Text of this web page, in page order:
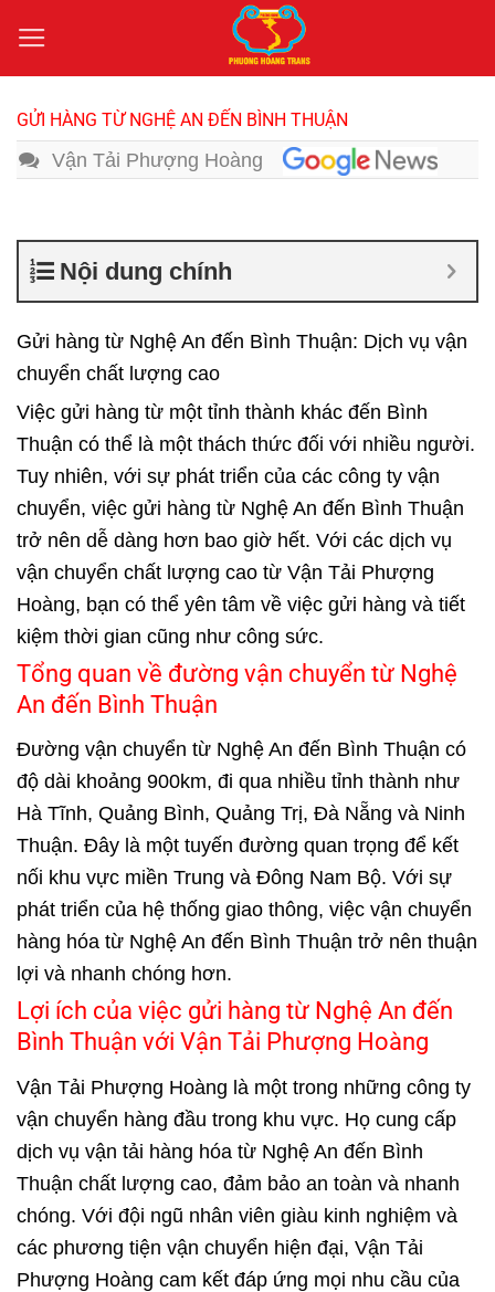
qua
nội
dung
GỬI HÀNG TỪ NGHỆ AN ĐẾN BÌNH THUẬN
Vận Tải Phượng Hoàng
Nội dung chính
Gửi hàng từ Nghệ An đến Bình Thuận: Dịch vụ vận
chuyển chất lượng cao
Việc gửi hàng từ một tỉnh thành khác đến Bình
Thuận có thể là một thách thức đối với nhiều người.
Tuy nhiên, với sự phát triển của các công ty vận
chuyển, việc gửi hàng từ Nghệ An đến Bình Thuận
trở nên dễ dàng hơn bao giờ hết. Với các dịch vụ
vận chuyển chất lượng cao từ Vận Tải Phượng
Hoàng, bạn có thể yên tâm về việc gửi hàng và tiết
kiệm thời gian cũng như công sức.
Tổng quan về đường vận chuyển từ Nghệ
An đến Bình Thuận
Đường vận chuyển từ Nghệ An đến Bình Thuận có
độ dài khoảng 900km, đi qua nhiều tỉnh thành như
Hà Tĩnh, Quảng Bình, Quảng Trị, Đà Nẵng và Ninh
Thuận. Đây là một tuyến đường quan trọng để kết
nối khu vực miền Trung và Đông Nam Bộ. Với sự
phát triển của hệ thống giao thông, việc vận chuyển
hàng hóa từ Nghệ An đến Bình Thuận trở nên thuận
lợi và nhanh chóng hơn.
Lợi ích của việc gửi hàng từ Nghệ An đến
Bình Thuận với Vận Tải Phượng Hoàng
Vận Tải Phượng Hoàng là một trong những công ty
vận chuyển hàng đầu trong khu vực. Họ cung cấp
dịch vụ vận tải hàng hóa từ Nghệ An đến Bình
Thuận chất lượng cao, đảm bảo an toàn và nhanh
chóng. Với đội ngũ nhân viên giàu kinh nghiệm và
các phương tiện vận chuyển hiện đại, Vận Tải
Phượng Hoàng cam kết đáp ứng mọi nhu cầu của